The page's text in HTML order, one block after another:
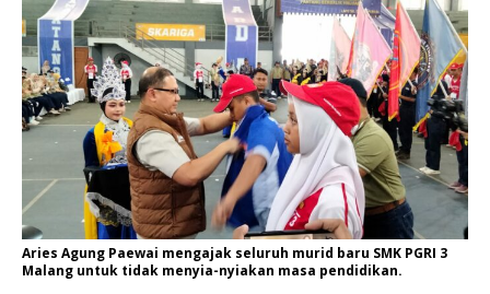
Aries Agung Paewai mengajak seluruh murid baru SMK PGRI 3
Malang untuk tidak menyia-nyiakan masa pendidikan.